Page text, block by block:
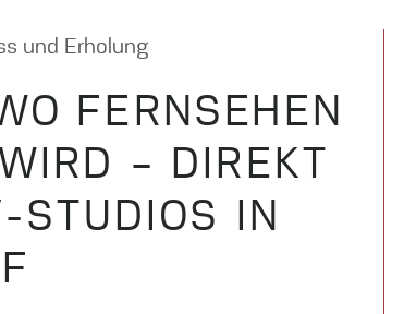
und Erholung
FERNSEHEN
– DIREKT
STUDIOS IN